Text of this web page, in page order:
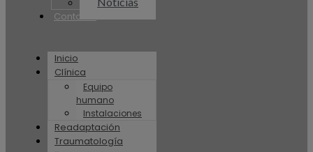
Contacto
Inicio
Clínica
Equipo
humano
Instalaciones
Readaptación
Traumatología